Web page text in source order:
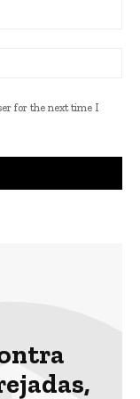
for the next time I